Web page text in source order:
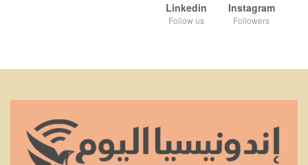
Instagram
Followers
Linkedin
Follow us